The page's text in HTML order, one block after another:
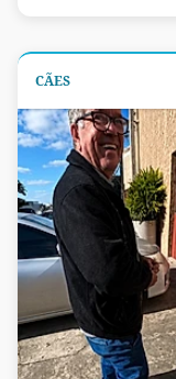
CÃES